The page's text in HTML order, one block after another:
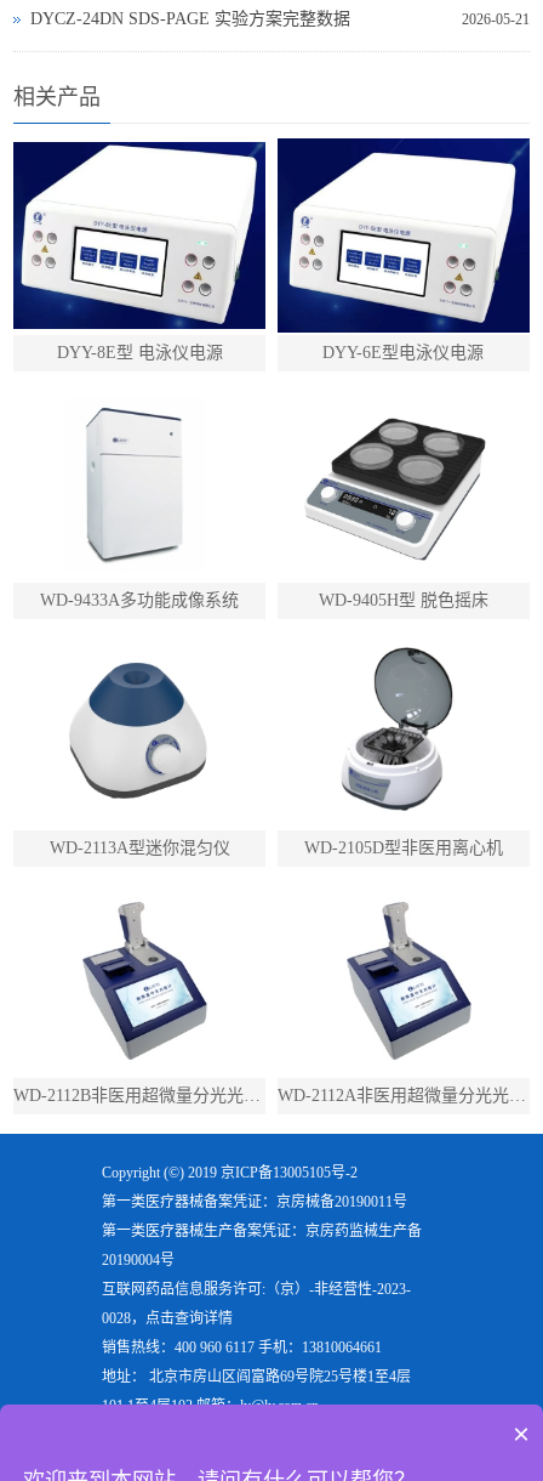
2026-05-21
DYCZ‑24DN SDS‑PAGE 实验方案完整数据
相关产品
DYY-8E型 电泳仪电源 DYY-6E型电泳仪电源
WD-9433A多功能成像系统 WD-9405H型 脱色摇床
WD-2113A型迷你混匀仪 WD-2105D型非医用离心机
WD-2112B非医用超微量分光光度计（带荧光） WD-2112A非医用超微量分光光度计（不带荧光）
Copyright (©) 2019 京ICP备13005105号-2
第一类医疗器械备案凭证：京房械备20190011号
第一类医疗器械生产备案凭证：京房药监械生产备
20190004号
互联网药品信息服务许可:（京）-非经营性-2023-
0028，点击查询详情
销售热线：400 960 6117 手机：13810064661
地址： 北京市房山区阎富路69号院25号楼1至4层
101,1至4层102 邮箱：ly@ly.com.cn
×